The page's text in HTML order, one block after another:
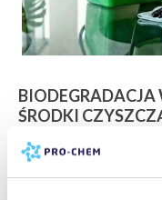
BIODEGRADACJA
ŚRODKI
2026-02-20